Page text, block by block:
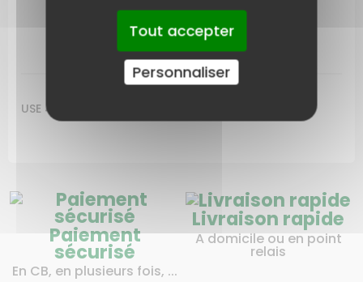
LIVRAISON
USE 48 782 01 MINI B
Paiement
sécurisé
En CB, en plusieurs fois, ...
Livraison rapide
A domicile ou en point
relais
Tout accepter
Personnaliser